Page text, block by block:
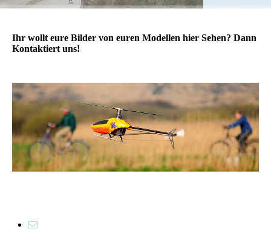
Ihr wollt eure Bilder von euren Modellen hier Sehen? Dann
Kontaktiert uns!